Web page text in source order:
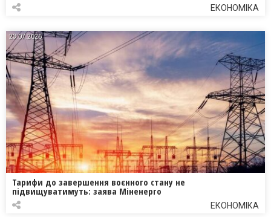
ЕКОНОМІКА
23.07.2026
Тарифи до завершення воєнного стану не
підвищуватимуть: заява Міненерго
ЕКОНОМІКА